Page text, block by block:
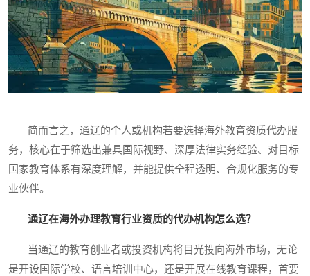
简而言之，通辽的个人或机构若要选择海外教育资质代办服
务，核心在于筛选出兼具国际视野、深厚法律实务经验、对目标
国家教育体系有深度理解，并能提供全程透明、合规化服务的专
业伙伴。
通辽在海外办理教育行业资质的代办机构怎么选？
当通辽的教育创业者或投资机构将目光投向海外市场，无论
是开设国际学校、语言培训中心，还是开展在线教育课程，首要